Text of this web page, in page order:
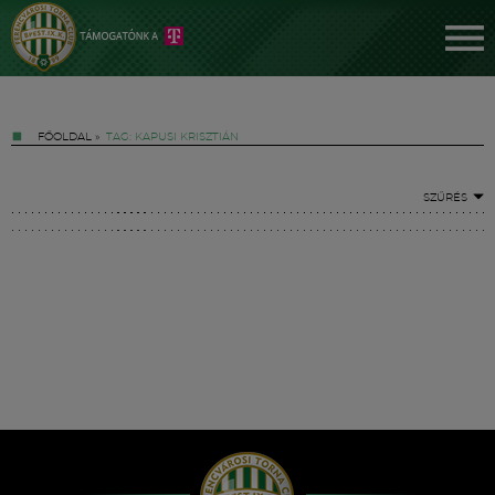
FŐOLDAL » TAG: KAPUSI KRISZTIÁN
SZŰRÉS
Hírek